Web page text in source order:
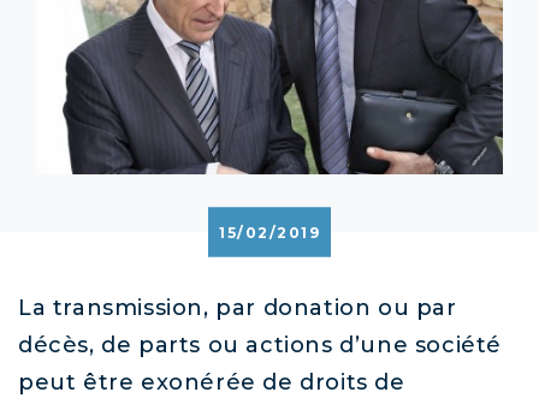
15/02/2019
La transmission, par donation ou par
décès, de parts ou actions d’une société
peut être exonérée de droits de